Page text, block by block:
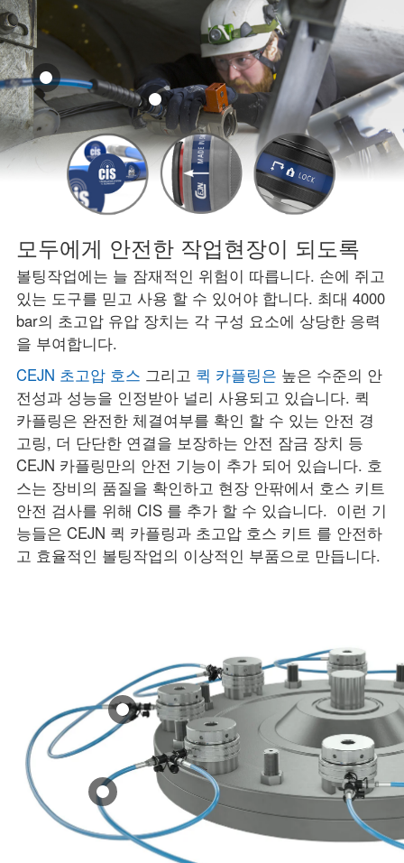
모두에게 안전한 작업현장이 되도록
볼팅작업에는 늘 잠재적인 위험이 따릅니다. 손에 쥐고
있는 도구를 믿고 사용 할 수 있어야 합니다. 최대 4000
bar의 초고압 유압 장치는 각 구성 요소에 상당한 응력
을 부여합니다.
CEJN 초고압 호스 그리고 퀵 카플링은 높은 수준의 안
전성과 성능을 인정받아 널리 사용되고 있습니다. 퀵
카플링은 완전한 체결여부를 확인 할 수 있는 안전 경
고링, 더 단단한 연결을 보장하는 안전 잠금 장치 등
CEJN 카플링만의 안전 기능이 추가 되어 있습니다. 호
스는 장비의 품질을 확인하고 현장 안팎에서 호스 키트
안전 검사를 위해 CIS 를 추가 할 수 있습니다. 이런 기
능들은 CEJN 퀵 카플링과 초고압 호스 키트 를 안전하
고 효율적인 볼팅작업의 이상적인 부품으로 만듭니다.